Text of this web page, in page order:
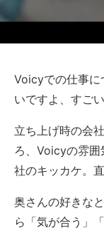
Voicyでの仕事に
いですよ、すご
立ち上げ時の会
ろ、Voicyの雰囲
社のキッカケ。
奥さんの好きな
ら「気が合う」